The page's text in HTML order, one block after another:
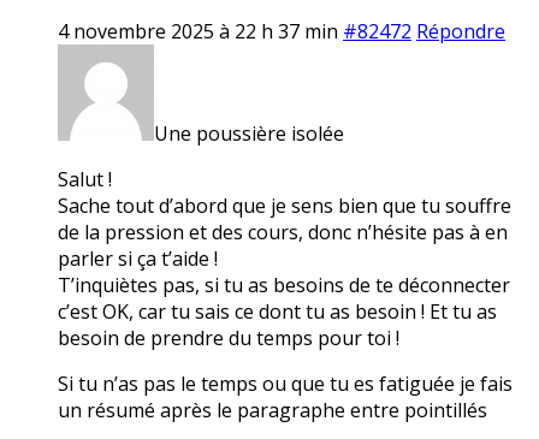
4 novembre 2025 à 22 h 37 min #82472 Répondre
Une poussière isolée
Salut !
Sache tout d’abord que je sens bien que tu souffre
de la pression et des cours, donc n’hésite pas à en
parler si ça t’aide !
T’inquiètes pas, si tu as besoins de te déconnecter
c’est OK, car tu sais ce dont tu as besoin ! Et tu as
besoin de prendre du temps pour toi !
Si tu n’as pas le temps ou que tu es fatiguée je fais
un résumé après le paragraphe entre pointillés